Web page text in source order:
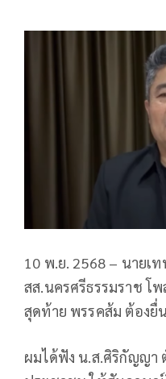
10 พ.ย. 2568 – นายเ
สส.นครศรีธรรมราช โ
สุดท้าย พรรคส้ม ต้องยื่
ผมได้ฟัง น.ส.ศิริกัญญา